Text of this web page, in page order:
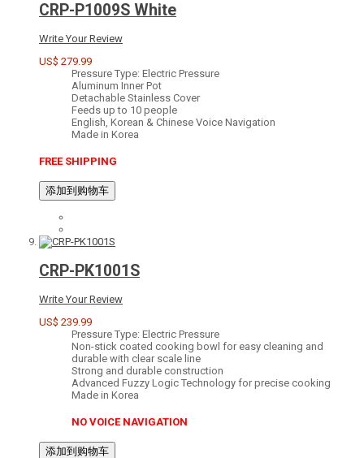
CRP-P1009S White
Write Your Review
US$ 279.99
Pressure Type: Electric Pressure
Aluminum Inner Pot
Detachable Stainless Cover
Feeds up to 10 people
English, Korean & Chinese Voice Navigation
Made in Korea
FREE SHIPPING
添加到购物车
CRP-PK1001S
Write Your Review
US$ 239.99
Pressure Type: Electric Pressure
Non-stick coated cooking bowl for easy cleaning and
durable with clear scale line
Strong and durable construction
Advanced Fuzzy Logic Technology for precise cooking
Made in Korea
NO VOICE NAVIGATION
添加到购物车